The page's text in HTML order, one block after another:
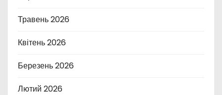
Травень 2026
Квітень 2026
Березень 2026
Лютий 2026